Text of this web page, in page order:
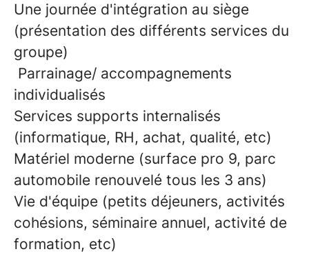
Une journée d'intégration au siège
(présentation des différents services du
groupe)
Parrainage/ accompagnements
individualisés
Services supports internalisés
(informatique, RH, achat, qualité, etc)
Matériel moderne (surface pro 9, parc
automobile renouvelé tous les 3 ans)
Vie d'équipe (petits déjeuners, activités
cohésions, séminaire annuel, activité de
formation, etc)